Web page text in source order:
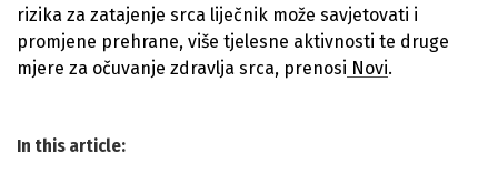
rizika za zatajenje srca liječnik može savjetovati i
promjene prehrane, više tjelesne aktivnosti te druge
mjere za očuvanje zdravlja srca, prenosi Novi.
In this article: